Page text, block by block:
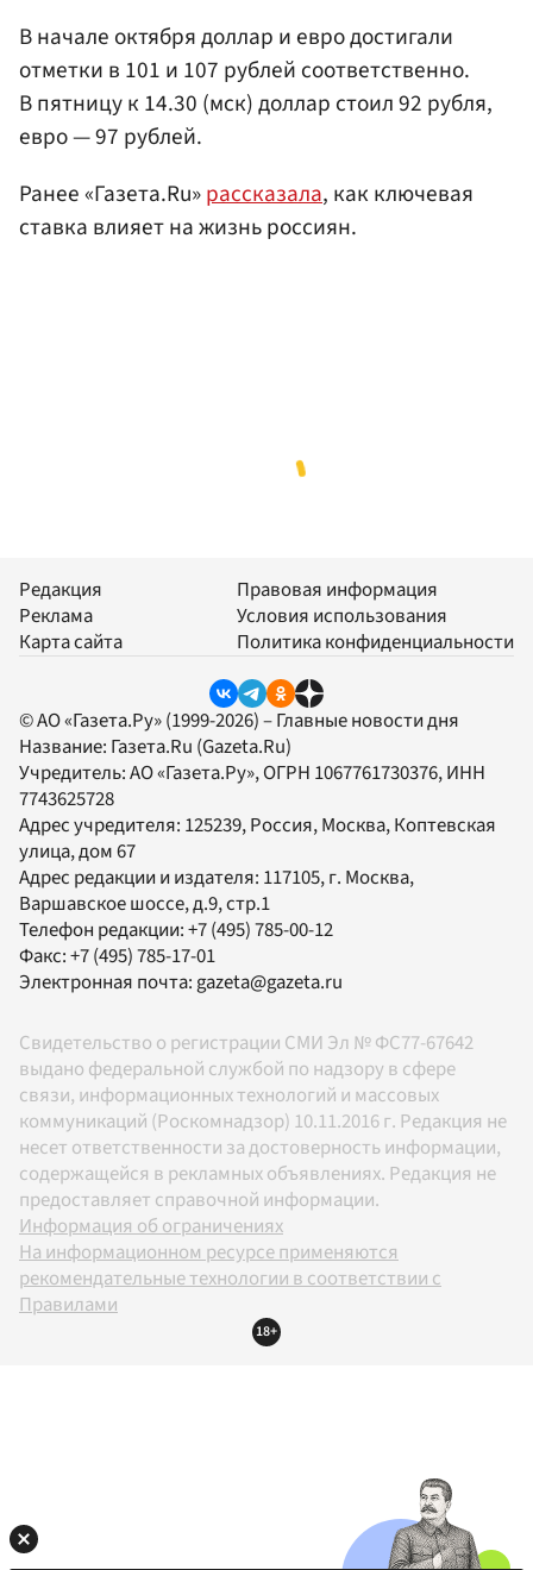
В начале октября доллар и евро достигали
отметки в 101 и 107 рублей соответственно.
В пятницу к 14.30 (мск) доллар стоил 92 рубля,
евро — 97 рублей.
Ранее «Газета.Ru»рассказала, как ключевая
ставка влияет на жизнь россиян.
Редакция
Реклама
Карта сайта
Правовая информация
Условия использования
Политика конфиденциальности
© АО «Газета.Ру» (1999-2026) – Главные новости дня
Название: Газета.Ru (Gazeta.Ru)
Учредитель:АО «Газета.Ру», ОГРН 1067761730376, ИНН
7743625728
Адрес учредителя: 125239, Россия, Москва, Коптевская
улица, дом 67
Адрес редакции и издателя: 117105, г. Москва,
Варшавское шоссе, д.9, стр.1
Телефон редакции:+7 (495) 785-00-12
Факс:+7 (495) 785-17-01
Электронная почта:gazeta@gazeta.ru
Свидетельство о регистрации СМИ Эл № ФС77-67642
выдано федеральной службой по надзору в сфере
связи, информационных технологий и массовых
коммуникаций (Роскомнадзор) 10.11.2016 г. Редакция не
несет ответственности за достоверность информации,
содержащейся в рекламных объявлениях. Редакция не
предоставляет справочной информации.
Информация об ограничениях
На информационном ресурсе применяются
рекомендательные технологии в соответствии с
Правилами
18+